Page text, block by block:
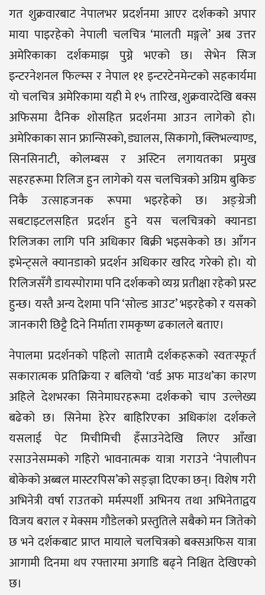
गत शुक्रवारबाट नेपालभर प्रदर्शनमा आएर दर्शकको अपार
माया पाइरहेको नेपाली चलचित्र ‘मालती मङ्गले’ अब उत्तर
अमेरिकाका दर्शकमाझ पुग्ने भएको छ। सेभेन सिज
इन्टरनेशनल फिल्म्स र नेपाल ११ इन्टरटेनमेन्टको सहकार्यमा
यो चलचित्र अमेरिकामा यही मे १५ तारिख, शुक्रवारदेखि बक्स
अफिसमा दैनिक शोसहित प्रदर्शनमा आउन लागेको हो।
अमेरिकाका सान फ्रान्सिस्को, ड्यालस, सिकागो, क्लिभल्याण्ड,
सिनसिनाटी, कोलम्बस र अस्टिन लगायतका प्रमुख
सहरहरूमा रिलिज हुन लागेको यस चलचित्रको अग्रिम बुकिङ
निकै उत्साहजनक रूपमा भइरहेको छ। अङ्ग्रेजी
सबटाइटलसहित प्रदर्शन हुने यस चलचित्रको क्यानडा
रिलिजका लागि पनि अधिकार बिक्री भइसकेको छ। आँगन
इभेन्ट्सले क्यानडाको प्रदर्शन अधिकार खरिद गरेको हो। यो
रिलिजसँगै डायस्पोरामा पनि दर्शकको व्यग्र प्रतीक्षा रहेको प्रस्ट
हुन्छ। यस्तै अन्य देशमा पनि ‘सोल्ड आउट’ भइरहेको र यसको
जानकारी छिट्टै दिने निर्माता रामकृष्ण ढकालले बताए।
नेपालमा प्रदर्शनको पहिलो सातामै दर्शकहरूको स्वतःस्फूर्त
सकारात्मक प्रतिक्रिया र बलियो ‘वर्ड अफ माउथ’का कारण
अहिले देशभरका सिनेमाघरहरूमा दर्शकको चाप उल्लेख्य
बढेको छ। सिनेमा हेरेर बाहिरिएका अधिकांश दर्शकले
यसलाई पेट मिचीमिची हँसाउनेदेखि लिएर आँखा
रसाउनेसम्मको गहिरो भावनात्मक यात्रा गराउने ‘नेपालीपन
बोकेको अब्बल मास्टरपिस’को सङ्ज्ञा दिएका छन्। विशेष गरी
अभिनेत्री वर्षा राउतको मर्मस्पर्शी अभिनय तथा अभिनेताद्वय
विजय बराल र मेक्सम गौडेलको प्रस्तुतिले सबैको मन जितेको
छ भने दर्शकबाट प्राप्त मायाले चलचित्रको बक्सअफिस यात्रा
आगामी दिनमा थप रफ्तारमा अगाडि बढ्ने निश्चित देखिएको
छ।